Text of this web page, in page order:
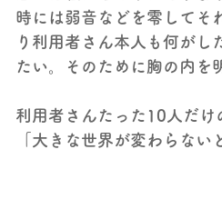
時には弱音などを零してそ
り利用者さん本人も何がし
たい。そのために胸の内を
利用者さんたった10人だけ
「大きな世界が変わらない